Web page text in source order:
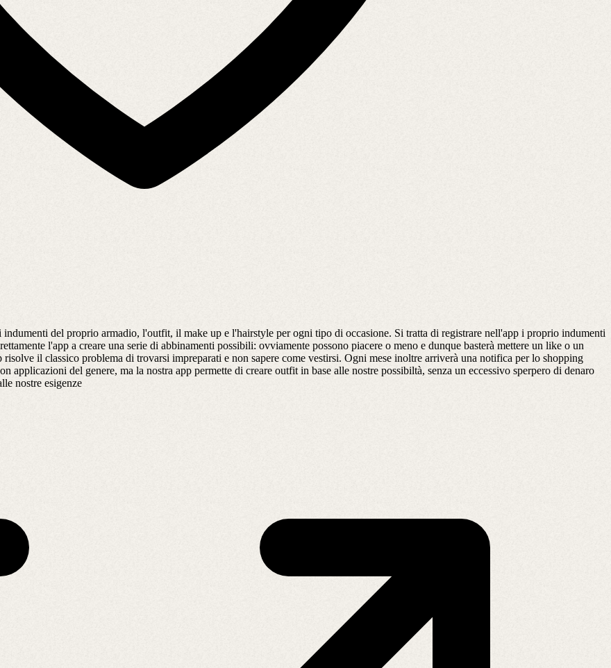
del proprio armadio, l'outfit, il make up e l'hairstyle per ogni tipo di occasione. Si tratta di registrare nell'app i proprio indumenti
l'app a creare una serie di abbinamenti possibili: ovviamente possono piacere o meno e dunque basterà mettere un like o un
il classico problema di trovarsi impreparati e non sapere come vestirsi. Ogni mese inoltre arriverà una notifica per lo shopping
del genere, ma la nostra app permette di creare outfit in base alle nostre possibiltà, senza un eccessivo sperpero di denaro
nostre esigenze